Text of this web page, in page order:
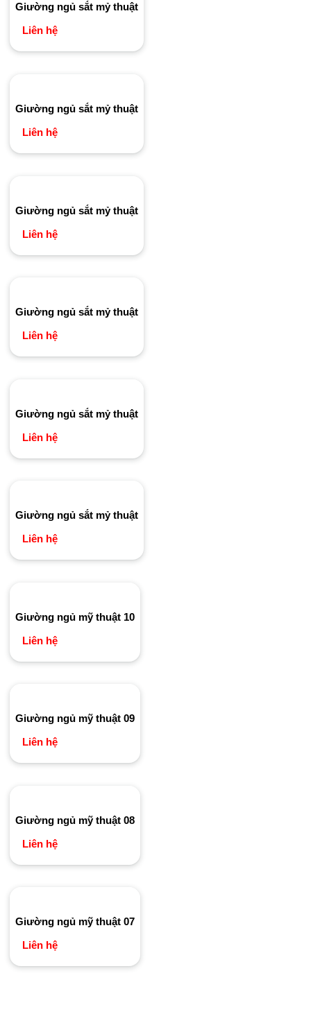
Giường ngủ sắt mỷ thuật
Liên hệ
Giường ngủ sắt mỷ thuật
Liên hệ
Giường ngủ sắt mỷ thuật
Liên hệ
Giường ngủ sắt mỷ thuật
Liên hệ
Giường ngủ sắt mỷ thuật
Liên hệ
Giường ngủ sắt mỷ thuật
Liên hệ
Giường ngủ mỹ thuật 10
Liên hệ
Giường ngủ mỹ thuật 09
Liên hệ
Giường ngủ mỹ thuật 08
Liên hệ
Giường ngủ mỹ thuật 07
Liên hệ